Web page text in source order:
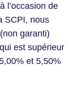
l’occasion de
SCPI, nous
garanti)
est supérieur
et 5,50%